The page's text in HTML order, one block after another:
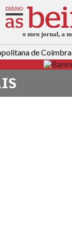
de Coimbra